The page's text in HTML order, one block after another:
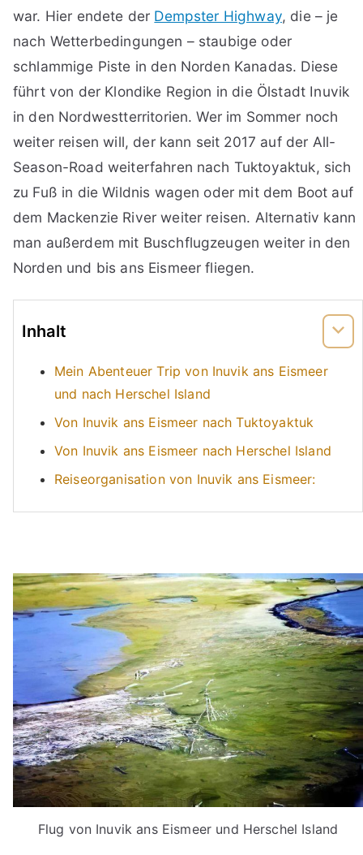
war. Hier endete der Dempster Highway, die – je
nach Wetterbedingungen – staubige oder
schlammige Piste in den Norden Kanadas. Diese
führt von der Klondike Region in die Ölstadt Inuvik
in den Nordwestterritorien. Wer im Sommer noch
weiter reisen will, der kann seit 2017 auf der All-
Season-Road weiterfahren nach Tuktoyaktuk, sich
zu Fuß in die Wildnis wagen oder mit dem Boot auf
dem Mackenzie River weiter reisen. Alternativ kann
man außerdem mit Buschflugzeugen weiter in den
Norden und bis ans Eismeer fliegen.
Inhalt
Mein Abenteuer Trip von Inuvik ans Eismeer
und nach Herschel Island
Von Inuvik ans Eismeer nach Tuktoyaktuk
Von Inuvik ans Eismeer nach Herschel Island
Reiseorganisation von Inuvik ans Eismeer:
Flug von Inuvik ans Eismeer und Herschel Island